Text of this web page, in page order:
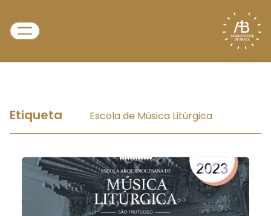
Etiqueta Escola de Música Litúrgica